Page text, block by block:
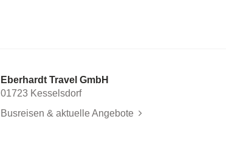
Eberhardt Travel GmbH
01723 Kesselsdorf
Busreisen & aktuelle Angebote